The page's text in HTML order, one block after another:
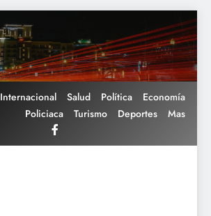
Internacional Salud Política
Economía
Policiaca
Turismo Deportes Mas